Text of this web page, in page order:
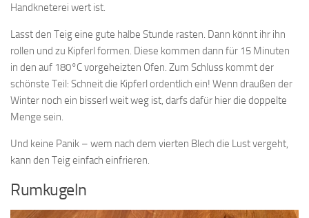
Handkneterei wert ist.
Lasst den Teig eine gute halbe Stunde rasten. Dann könnt ihr ihn
rollen und zu Kipferl formen. Diese kommen dann für 15 Minuten
in den auf 180°C vorgeheizten Ofen. Zum Schluss kommt der
schönste Teil: Schneit die Kipferl ordentlich ein! Wenn draußen der
Winter noch ein bisserl weit weg ist, darfs dafür hier die doppelte
Menge sein.
Und keine Panik – wem nach dem vierten Blech die Lust vergeht,
kann den Teig einfach einfrieren.
Rumkugeln